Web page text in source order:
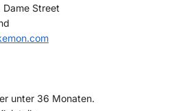
Dame Street
unter 36 Monaten.